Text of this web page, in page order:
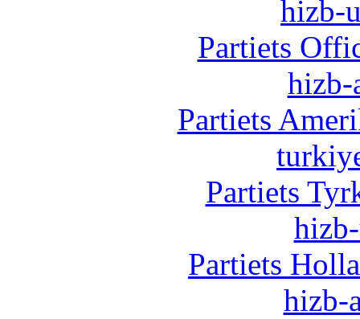
hizb-
Partiets
hizb-
Partiets
Partiets
Partiets
hizb-